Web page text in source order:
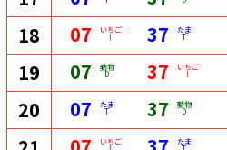
18 07 いちご
I 37 たま
T
19 07 動物
D 37 いちご
I
20 07 たま
T 37 動物
D
いちご たま